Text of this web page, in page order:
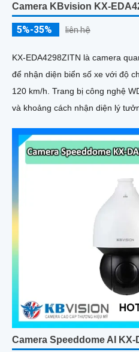
Camera KBvision KX-
5%-35% liên hệ
KX-EDA4298ZITN là camera
để nhận diện biển số xe với độ
120 km/h. Trang bị công nghệ WDR 140dB, tầm quan sát 60m
và khoảng cách nhận diện lý
Camera Speeddome AI KX-